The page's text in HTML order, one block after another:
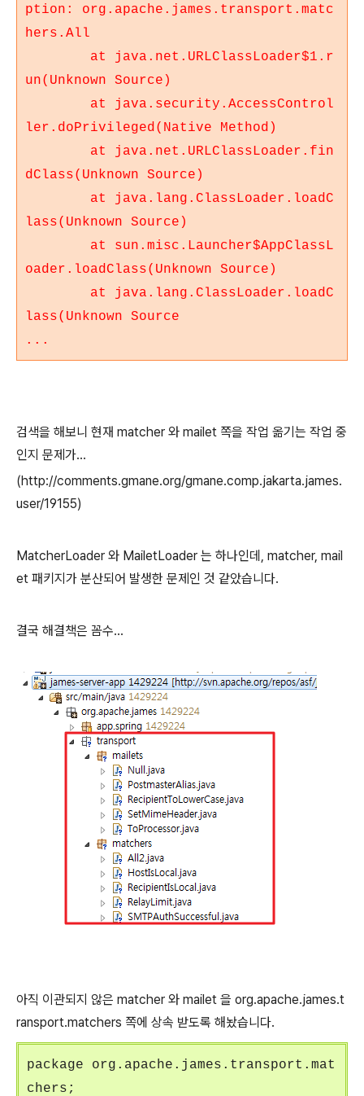
ption: org.apache.james.transport.matc
hers.All
at java.net.URLClassLoader$1.r
un(Unknown Source)
at java.security.AccessControl
ler.doPrivileged(Native Method)
at java.net.URLClassLoader.fin
dClass(Unknown Source)
at java.lang.ClassLoader.loadC
lass(Unknown Source)
at sun.misc.Launcher$AppClassL
oader.loadClass(Unknown Source)
at java.lang.ClassLoader.loadC
lass(Unknown Source
...
검색을 해보니 현재 matcher 와 mailet 쪽을 작업 옮기는 작업 중
인지 문제가...
(http://comments.gmane.org/gmane.comp.jakarta.james.
user/19155)
MatcherLoader 와 MailetLoader 는 하나인데, matcher, mail
et 패키지가 분산되어 발생한 문제인 것 같았습니다.
결국 해결책은 꼼수...
아직 이관되지 않은 matcher 와 mailet 을 org.apache.james.t
ransport.matchers 쪽에 상속 받도록 해놨습니다.
package org.apache.james.transport.mat
chers;